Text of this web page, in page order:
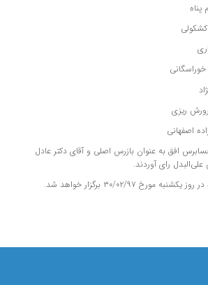
پناه
ریزی
اصفهانی
افق به عنوان بازرس اصلی و آقای دکتر عادل
رای آوردند.
۳۰/۰۲/۹۷ برگزار خواهد شد.